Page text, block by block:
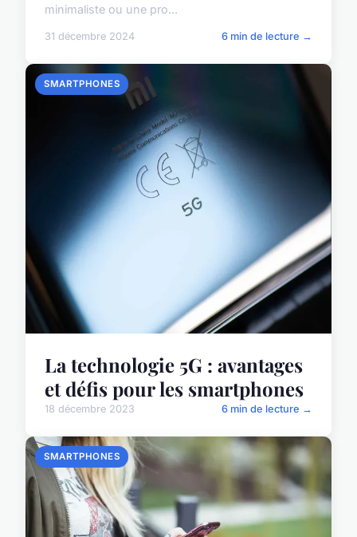
minimaliste ou une pro...
31 décembre 2024 6 min de lecture →
SMARTPHONES
La technologie 5G : avantages
et défis pour les smartphones
18 décembre 2023 6 min de lecture →
SMARTPHONES